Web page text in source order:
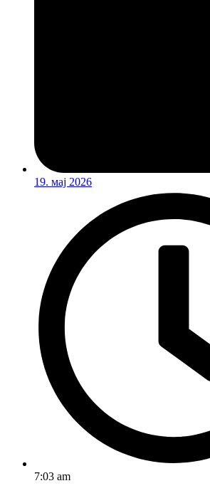
19. мај 2026
7:03 am